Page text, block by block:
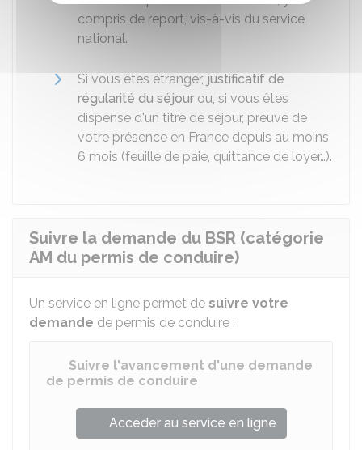
compris de report, vis-à-vis du service
national.
Si vous êtes étranger, justificatif de
régularité du séjour ou, si vous êtes
dispensé d'un titre de séjour, preuve de
votre présence en France depuis au moins
6 mois (feuille de paie, quittance de loyer…).
Suivre la demande du BSR (catégorie
AM du permis de conduire)
Un service en ligne permet de suivre votre
demande de permis de conduire :
Suivre l'avancement d'une demande
de permis de conduire
Accéder au service en ligne